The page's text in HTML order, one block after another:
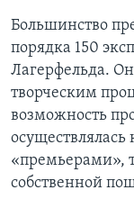
Большинство
порядка 150
Лагерфельда.
творческим
возможность
«премьерами»,
собственной